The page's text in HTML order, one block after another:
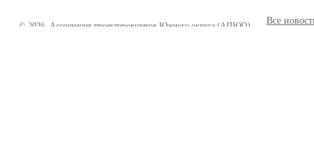
Все
© 2026 Ассоциация проектировщиков Южного округа (АПЮО)